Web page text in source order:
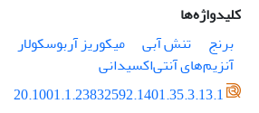
کلیدواژه‌ها
برنج
تنش آبی میکوریز آربوسکولار
آنزیم‌های آنتی‌اکسیدانی
20.1001.1.23832592.1401.35.3.13.1